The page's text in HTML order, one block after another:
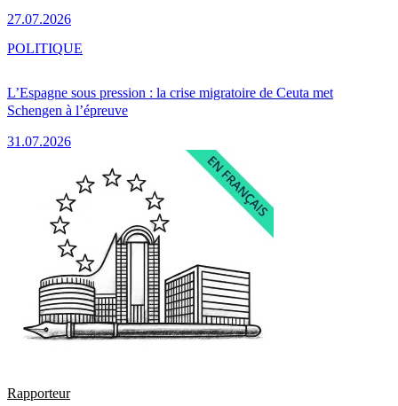
27.07.2026
L’Espagne sous pression : la crise migratoire de Ceuta met
Schengen à l’épreuve
31.07.2026
POLITIQUE
Rapporteur